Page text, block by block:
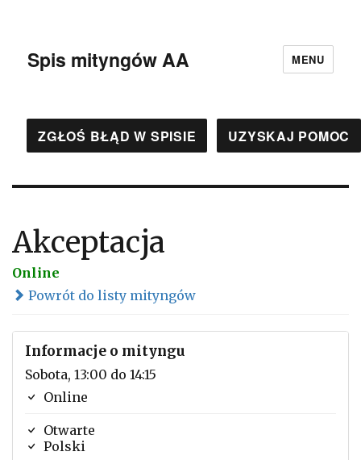
Spis mityngów AA MENU
ZGŁOŚ BŁĄD W SPISIE UZYSKAJ POMOC
Akceptacja
Online
Powrót do listy mityngów
Informacje o mityngu
Sobota, 13:00 do 14:15
Online
Otwarte
Polski